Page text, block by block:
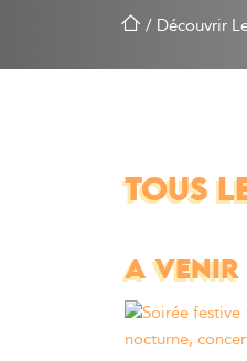
/ Découvrir
TOUS
A VENIR